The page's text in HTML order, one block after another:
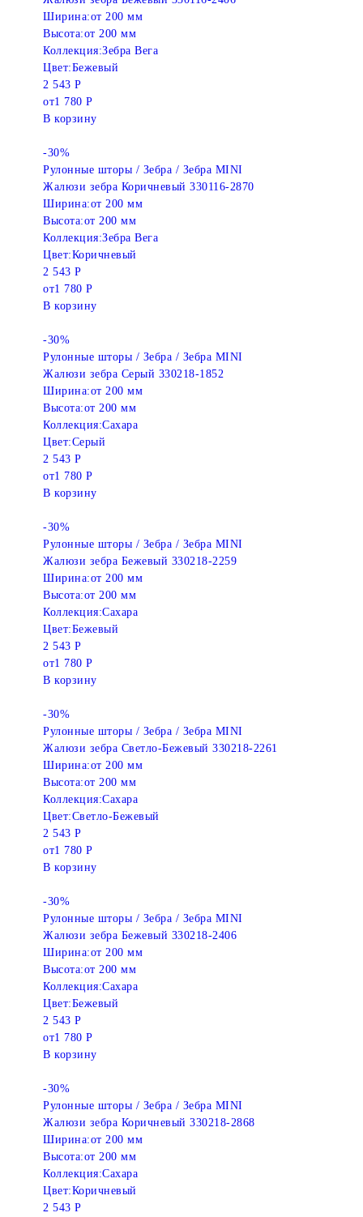
Ширина:от 200 мм
Высота:от 200 мм
Коллекция:Зебра Вега
Цвет:Бежевый
2 543 Р
от1 780 Р
В корзину
-30%
Рулонные шторы / Зебра / Зебра MINI
Жалюзи зебра Коричневый 330116-2870
Ширина:от 200 мм
Высота:от 200 мм
Коллекция:Зебра Вега
Цвет:Коричневый
2 543 Р
от1 780 Р
В корзину
-30%
Рулонные шторы / Зебра / Зебра MINI
Жалюзи зебра Серый 330218-1852
Ширина:от 200 мм
Высота:от 200 мм
Коллекция:Сахара
Цвет:Серый
2 543 Р
от1 780 Р
В корзину
-30%
Рулонные шторы / Зебра / Зебра MINI
Жалюзи зебра Бежевый 330218-2259
Ширина:от 200 мм
Высота:от 200 мм
Коллекция:Сахара
Цвет:Бежевый
2 543 Р
от1 780 Р
В корзину
-30%
Рулонные шторы / Зебра / Зебра MINI
Жалюзи зебра Светло-Бежевый 330218-2261
Ширина:от 200 мм
Высота:от 200 мм
Коллекция:Сахара
Цвет:Светло-Бежевый
2 543 Р
от1 780 Р
В корзину
-30%
Рулонные шторы / Зебра / Зебра MINI
Жалюзи зебра Бежевый 330218-2406
Ширина:от 200 мм
Высота:от 200 мм
Коллекция:Сахара
Цвет:Бежевый
2 543 Р
от1 780 Р
В корзину
-30%
Рулонные шторы / Зебра / Зебра MINI
Жалюзи зебра Коричневый 330218-2868
Ширина:от 200 мм
Высота:от 200 мм
Коллекция:Сахара
Цвет:Коричневый
2 543 Р